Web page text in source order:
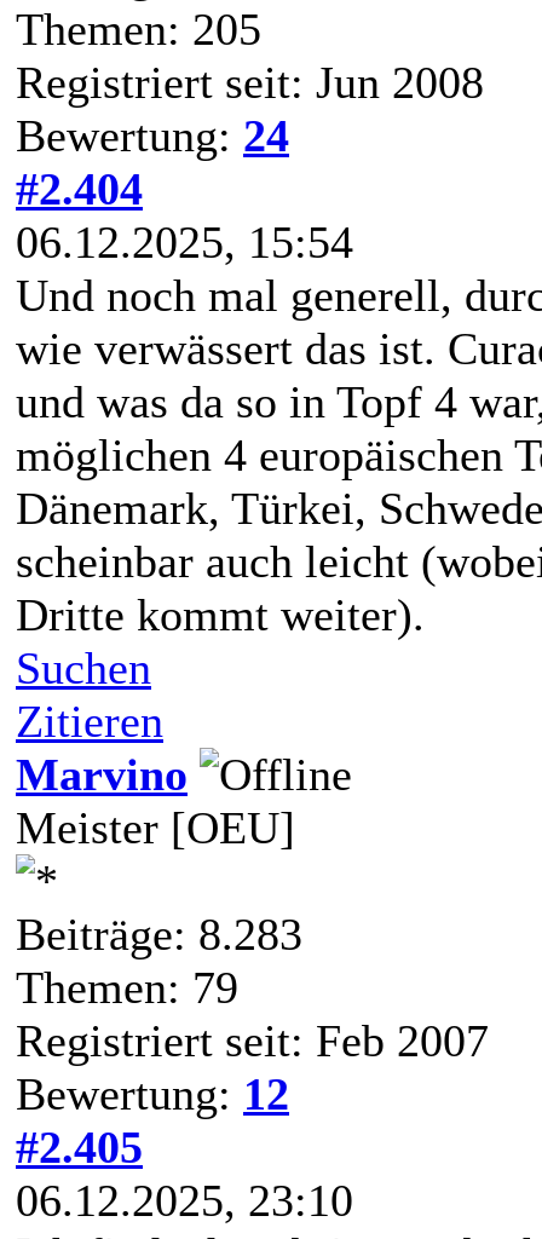
Themen: 205
Registriert seit: Jun 2008
Bewertung: 24
#2.404
06.12.2025, 15:54
Und noch mal generell,
wie verwässert das ist.
und was da so in Topf 4
möglichen 4 europäischen
Dänemark, Türkei,
scheinbar auch leicht
Dritte kommt weiter).
Suchen
Zitieren
Marvino
Meister [OEU]
Beiträge: 8.283
Themen: 79
Registriert seit: Feb 2007
Bewertung: 12
#2.405
06.12.2025, 23:10